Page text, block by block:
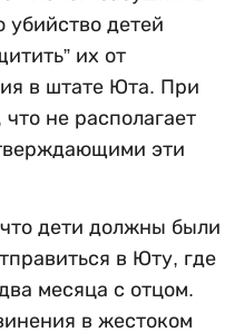
убийство детей
их от
в штате Юта. При
не располагает
эти
дети должны были
в Юту, где
месяца с отцом.
в жестоком